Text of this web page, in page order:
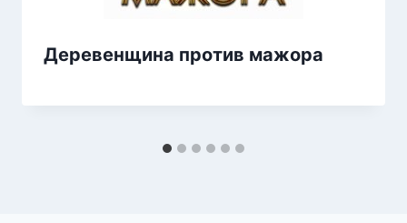
Деревенщина против мажора